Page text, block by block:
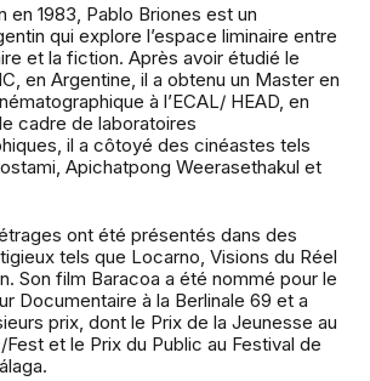
en 1983, Pablo Briones est un
qui explore l’espace liminaire entre
et la fiction. Après avoir étudié le
en Argentine, il a obtenu un Master en
à l’ECAL/ HEAD, en
cadre de laboratoires
il a côtoyé des cinéastes tels
Apichatpong Weerasethakul et
ont été présentés dans des
tels que Locarno, Visions du Réel
Son film Baracoa a été nommé pour le
Documentaire à la Berlinale 69 et a
prix, dont le Prix de la Jeunesse au
et le Prix du Public au Festival de